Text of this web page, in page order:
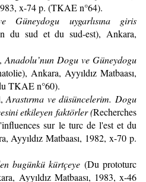
x-74 p. (TKAE n°64).
Güneydogu uygarlısına giris
du sud et du sud-est), Ankara,
Anadolu’nun Dogu ve Güneydogu
Ankara, Ayyıldız Matbaası,
TKAE n°60).
Arastırma ve düsüncelerim. Dogu
etkileyen faktörler (Recherches
sur le turc de l'est et du
Ayyıldız Matbaası, 1982, x-70 p.
bugünkü kürtçeye (Du prototurc
Ayyıldız Matbaası, 1983, x-46